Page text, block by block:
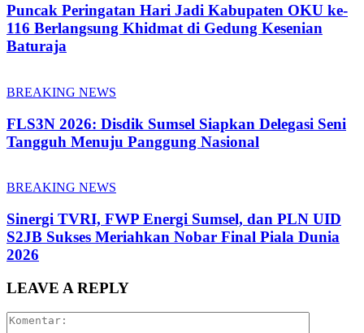
Puncak Peringatan Hari Jadi Kabupaten OKU ke-
116 Berlangsung Khidmat di Gedung Kesenian
Baturaja
BREAKING NEWS
FLS3N 2026: Disdik Sumsel Siapkan Delegasi Seni
Tangguh Menuju Panggung Nasional
BREAKING NEWS
Sinergi TVRI, FWP Energi Sumsel, dan PLN UID
S2JB Sukses Meriahkan Nobar Final Piala Dunia
2026
LEAVE A REPLY